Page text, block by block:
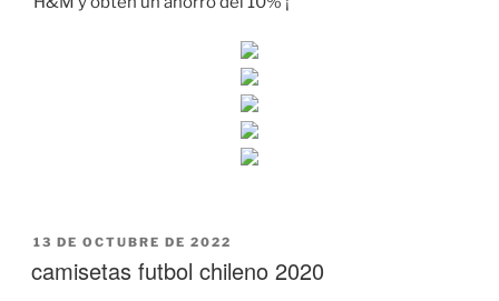
PUBLICADO
13 DE OCTUBRE DE 2022
camisetas futbol chileno 2020